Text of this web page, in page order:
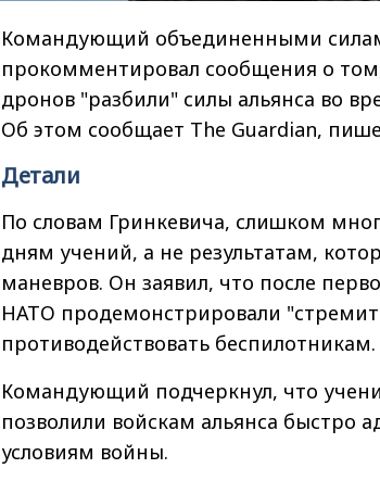
Командующий объединенными
прокомментировал сообщения о
дронов "разбили" силы альянса во
Об этом сообщает The Guardian,
Детали
По словам Гринкевича, слишком
дням учений, а не результатам,
маневров. Он заявил, что после
НАТО продемонстрировали
противодействовать беспилотникам.
Командующий подчеркнул, что
позволили войскам альянса быстро
условиям войны.